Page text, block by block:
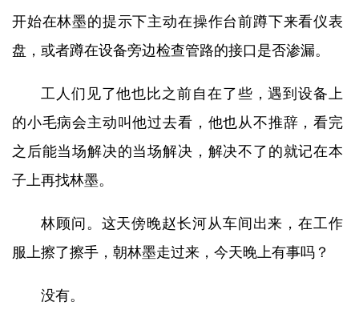
开始在林墨的提示下主动在操作台前蹲下来看仪表
盘，或者蹲在设备旁边检查管路的接口是否渗漏。
工人们见了他也比之前自在了些，遇到设备上
的小毛病会主动叫他过去看，他也从不推辞，看完
之后能当场解决的当场解决，解决不了的就记在本
子上再找林墨。
林顾问。这天傍晚赵长河从车间出来，在工作
服上擦了擦手，朝林墨走过来，今天晚上有事吗？
没有。